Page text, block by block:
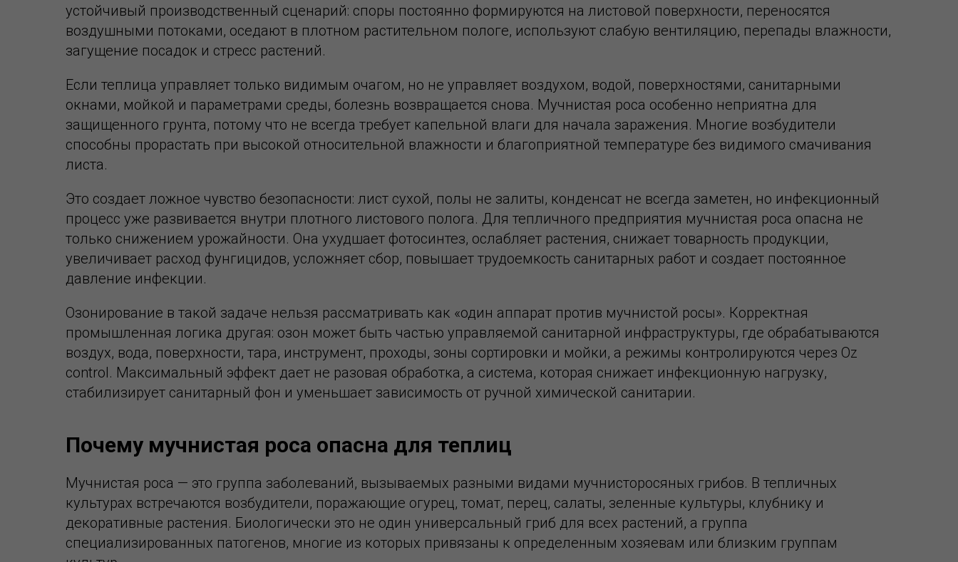
устойчивый производственный сценарий: споры постоянно формируются на листовой поверхности, переносятся
воздушными потоками, оседают в плотном растительном пологе, используют слабую вентиляцию, перепады влажности,
загущение посадок и стресс растений.
Если теплица управляет только видимым очагом, но не управляет воздухом, водой, поверхностями, санитарными
окнами, мойкой и параметрами среды, болезнь возвращается снова. Мучнистая роса особенно неприятна для
защищенного грунта, потому что не всегда требует капельной влаги для начала заражения. Многие возбудители
способны прорастать при высокой относительной влажности и благоприятной температуре без видимого смачивания
листа.
Это создает ложное чувство безопасности: лист сухой, полы не залиты, конденсат не всегда заметен, но инфекционный
процесс уже развивается внутри плотного листового полога. Для тепличного предприятия мучнистая роса опасна не
только снижением урожайности. Она ухудшает фотосинтез, ослабляет растения, снижает товарность продукции,
увеличивает расход фунгицидов, усложняет сбор, повышает трудоемкость санитарных работ и создает постоянное
давление инфекции.
Озонирование в такой задаче нельзя рассматривать как «один аппарат против мучнистой росы». Корректная
промышленная логика другая: озон может быть частью управляемой санитарной инфраструктуры, где обрабатываются
воздух, вода, поверхности, тара, инструмент, проходы, зоны сортировки и мойки, а режимы контролируются через Oz
control. Максимальный эффект дает не разовая обработка, а система, которая снижает инфекционную нагрузку,
стабилизирует санитарный фон и уменьшает зависимость от ручной химической санитарии.
Почему мучнистая роса опасна для теплиц
Мучнистая роса — это группа заболеваний, вызываемых разными видами мучнисторосяных грибов. В тепличных
культурах встречаются возбудители, поражающие огурец, томат, перец, салаты, зеленные культуры, клубнику и
декоративные растения. Биологически это не один универсальный гриб для всех растений, а группа
специализированных патогенов, многие из которых привязаны к определенным хозяевам или близким группам